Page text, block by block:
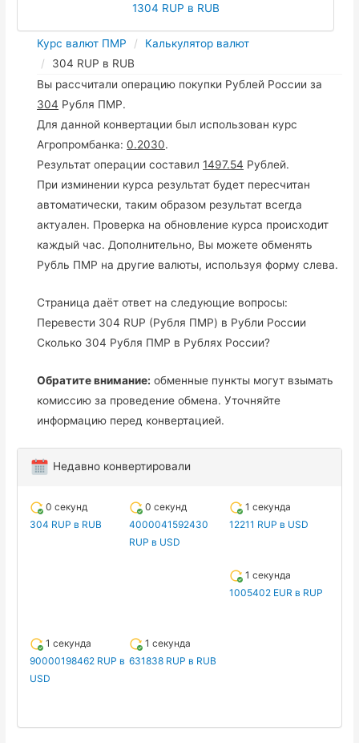
1304 RUP в RUB
Курс валют ПМР
Калькулятор валют
304 RUP в RUB
Вы рассчитали операцию покупки Рублей России за
304 Рубля ПМР.
Для данной конвертации был использован курс
Агропромбанка:0.2030.
Результат операции составил1497.54 Рублей.
При изминении курса результат будет пересчитан
автоматически, таким образом результат всегда
актуален. Проверка на обновление курса происходит
каждый час. Дополнительно, Вы можете обменять
Рубль ПМР на другие валюты, используя форму слева.
Страница даёт ответ на следующие вопросы:
Перевести 304 RUP (Рубля ПМР) в Рубли России
Сколько 304 Рубля ПМР в Рублях России?
Обратите внимание: обменные пункты могут взымать
комиссию за проведение обмена. Уточняйте
информацию перед конвертацией.
Недавно конвертировали
0 секунд
304 RUP в RUB
0 секунд
4000041592430
RUP в USD
1 секунда
12211 RUP в USD
1 секунда
1005402 EUR в RUP
1 секунда
90000198462 RUP в
USD
1 секунда
631838 RUP в RUB